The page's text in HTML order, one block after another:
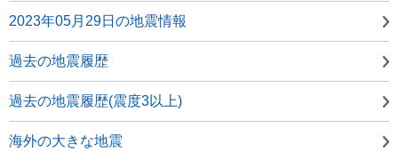
2023年05月29日の地震情報
過去の地震履歴
過去の地震履歴(震度3以上)
海外の大きな地震